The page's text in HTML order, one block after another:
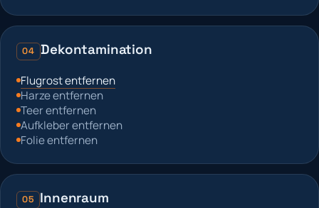
04 Dekontamination
Flugrost entfernen
Harze entfernen
Teer entfernen
Aufkleber entfernen
Folie entfernen
05 Innenraum